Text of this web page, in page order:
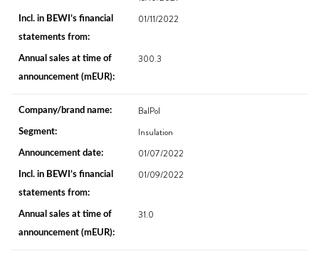
01/11/2022
300.3
BalPol
Insulation
01/07/2022
01/09/2022
31.0